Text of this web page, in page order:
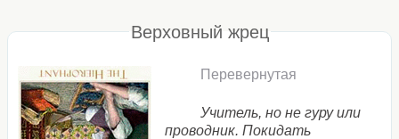
Верховный жрец
Перевернутая
Учитель, но не гуру или
проводник. Покидать